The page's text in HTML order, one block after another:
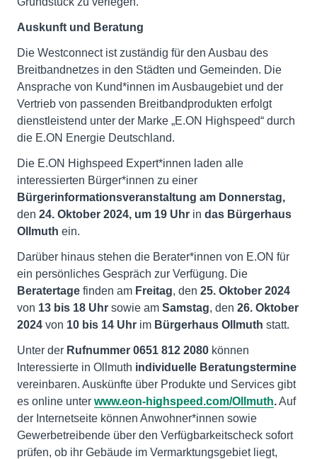
Auskunft und Beratung
Die Westconnect ist zuständig für den Ausbau des
Breitbandnetzes in den Städten und Gemeinden. Die
Ansprache von Kund*innen im Ausbaugebiet und der
Vertrieb von passenden Breitbandprodukten erfolgt
dienstleistend unter der Marke „E.ON Highspeed“ durch
die E.ON Energie Deutschland.
Die E.ON Highspeed Expert*innen laden alle
interessierten Bürger*innen zu einer
Bürgerinformationsveranstaltung am Donnerstag,
den 24. Oktober 2024, um 19 Uhr in das Bürgerhaus
Ollmuth ein.
Darüber hinaus stehen die Berater*innen von E.ON für
ein persönliches Gespräch zur Verfügung. Die
Beratertage finden am Freitag, den 25. Oktober 2024
von 13 bis 18 Uhr sowie am Samstag, den 26. Oktober
2024 von 10 bis 14 Uhr im Bürgerhaus Ollmuth statt.
Unter der Rufnummer 0651 812 2080 können
Interessierte in Ollmuth individuelle Beratungstermine
vereinbaren. Auskünfte über Produkte und Services gibt
es online unter www.eon-highspeed.com/Ollmuth.Auf
der Internetseite können Anwohner*innen sowie
Gewerbetreibende über den Verfügbarkeitscheck sofort
prüfen, ob ihr Gebäude im Vermarktungsgebiet liegt,